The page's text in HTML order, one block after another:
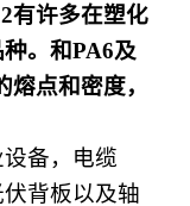
有许多在塑化
。和PA6及
点和密度，
备，电缆
背板以及轴